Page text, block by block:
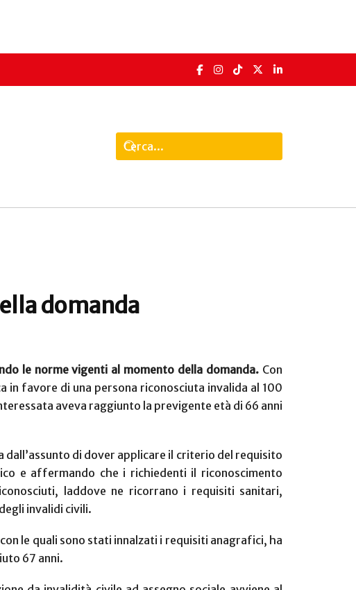
domanda
le norme vigenti al momento della domanda. Con
in favore di una persona riconosciuta invalida al 100
aveva raggiunto la previgente età di 66 anni
di dover applicare il criterio del requisito
e affermando che i richiedenti il riconoscimento
laddove ne ricorrano i requisiti sanitari,
invalidi civili.
le quali sono stati innalzati i requisiti anagrafici, ha
67 anni.